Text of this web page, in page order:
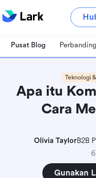
Pusat Blog
Teknologi
Apa itu
Cara
Olivia TaylorB2B
Gunakan